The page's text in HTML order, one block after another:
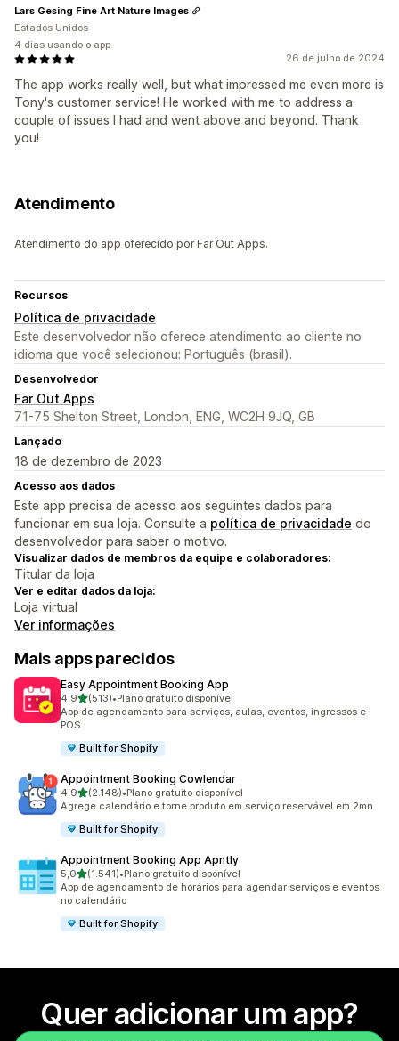
26 de julho de 2024
The app works really well, but what impressed me even more is
Tony's customer service! He worked with me to address a
couple of issues I had and went above and beyond. Thank
you!
Lars Gesing Fine Art Nature Images
Estados Unidos
4 dias usando o app
Atendimento
Atendimento do app oferecido por Far Out Apps.
Recursos
Política de privacidade
Este desenvolvedor não oferece atendimento ao cliente no
idioma que você selecionou: Português (brasil).
Desenvolvedor
Far Out Apps
71-75 Shelton Street, London, ENG, WC2H 9JQ, GB
Lançado
18 de dezembro de 2023
Acesso aos dados
Este app precisa de acesso aos seguintes dados para
funcionar em sua loja. Consulte a política de privacidade do
desenvolvedor para saber o motivo.
Visualizar dados de membros da equipe e colaboradores:
Titular da loja
Ver e editar dados da loja:
Loja virtual
Ver informações
Mais apps parecidos
Easy Appointment Booking App
4,9de 5 estrelas
(513)
513 avaliações ao todo
•Plano gratuito disponível
App de agendamento para serviços, aulas, eventos, ingressos e
POS
Built for Shopify
Appointment Booking Cowlendar
4,9de 5 estrelas
(2.148)
2148 avaliações ao todo
•Plano gratuito disponível
Agrege calendário e torne produto em serviço reservável em 2mn
Built for Shopify
Appointment Booking App Apntly
5,0de 5 estrelas
(1.541)
1541 avaliações ao todo
•Plano gratuito disponível
App de agendamento de horários para agendar serviços e eventos
no calendário
Built for Shopify
Quer adicionar um app?